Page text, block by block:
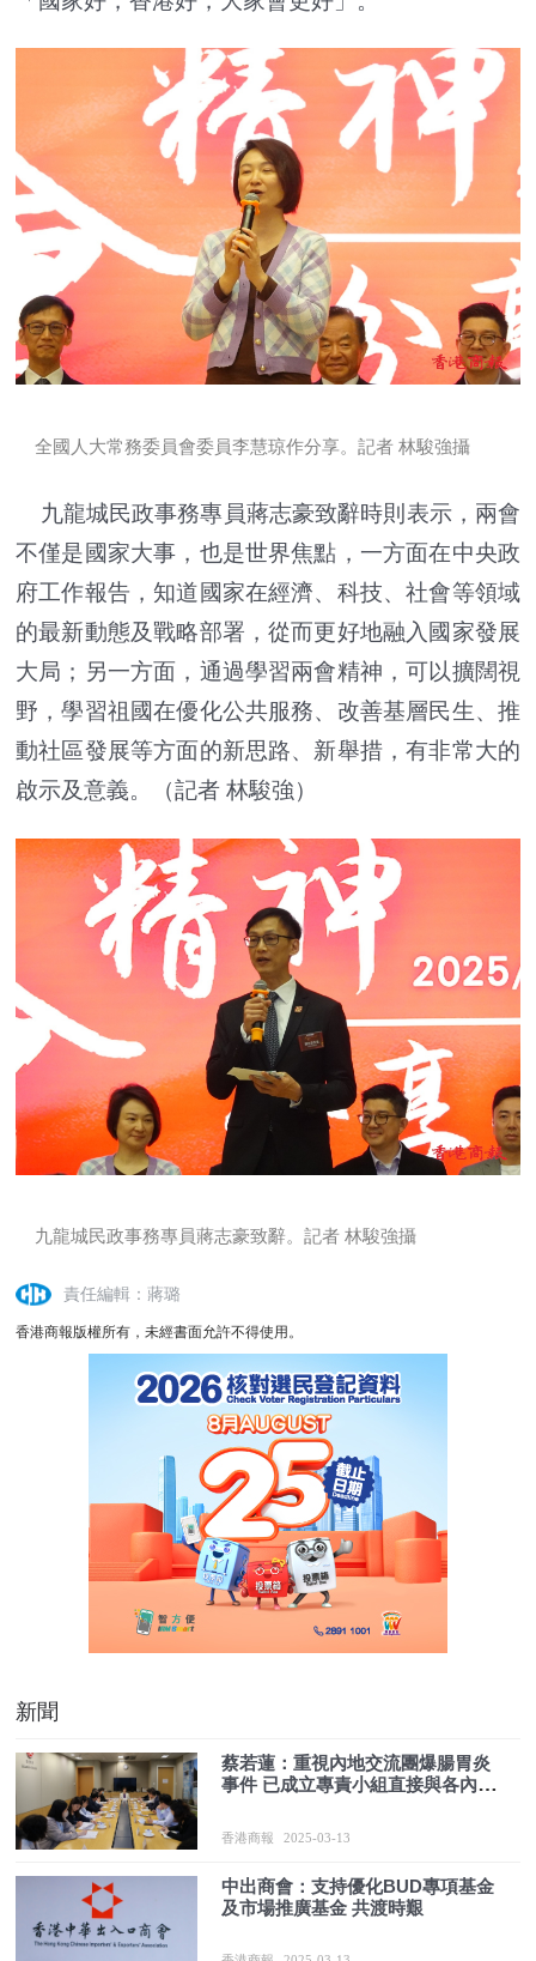
全國人大常務委員會委員李慧琼作分享。記者 林駿強攝
九龍城民政事務專員蔣志豪致辭時則表示，兩會
不僅是國家大事，也是世界焦點，一方面在中央政
府工作報告，知道國家在經濟、科技、社會等領域
的最新動態及戰略部署，從而更好地融入國家發展
大局；另一方面，通過學習兩會精神，可以擴闊視
野，學習祖國在優化公共服務、改善基層民生、推
動社區發展等方面的新思路、新舉措，有非常大的
啟示及意義。（記者 林駿強）
九龍城民政事務專員蔣志豪致辭。記者 林駿強攝
責任編輯：蔣璐
香港商報版權所有，未經書面允許不得使用。
新聞
蔡若蓮：重視內地交流團爆腸胃炎
事件 已成立專責小組直接與各內地
香港商報 2025-03-13
中出商會：支持優化BUD專項基金
及市場推廣基金 共渡時艱